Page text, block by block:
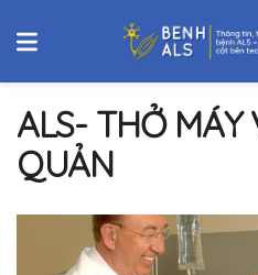
ALS- THỞ MÁY
QUẢN